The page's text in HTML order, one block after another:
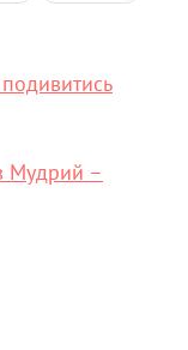
Мудрий –